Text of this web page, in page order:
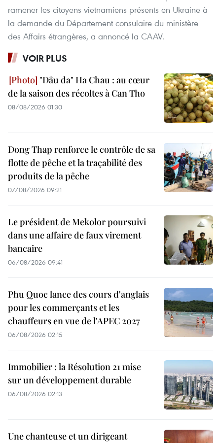
ramener les citoyens vietnamiens présents en Ukraine à
la demande du Département consulaire du ministère
des Affairs étrangères, a annoncé la CAAV.
VOIR PLUS
"Dâu da" Ha Chau : au cœur
de la saison des récoltes à Can Tho
08/08/2026 01:30
Dong Thap renforce le contrôle de sa
flotte de pêche et la traçabilité des
produits de la pêche
07/08/2026 09:21
Le président de Mekolor poursuivi
dans une affaire de faux virement
bancaire
06/08/2026 09:41
Phu Quoc lance des cours d'anglais
pour les commerçants et les
chauffeurs en vue de l'APEC 2027
06/08/2026 02:15
Immobilier : la Résolution 21 mise
sur un développement durable
06/08/2026 02:13
Une chanteuse et un dirigeant